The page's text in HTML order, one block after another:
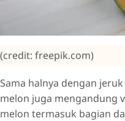
(credit: freepik.com)
Sama halnya dengan
melon juga mengandung
melon termasuk bagian